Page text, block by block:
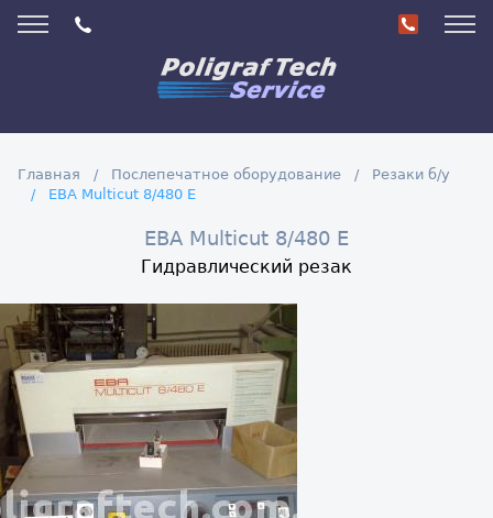
Главная Послепечатное оборудование
Резаки б/у
EBA Multicut 8/480 E
EBA Multicut 8/480 E
Гидравлический резак